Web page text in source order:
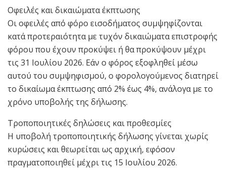
Οφειλές και δικαιώματα έκπτωσης
Οι οφειλές από φόρο εισοδήματος συμψηφίζονται
κατά προτεραιότητα με τυχόν δικαιώματα επιστροφής
φόρου που έχουν προκύψει ή θα προκύψουν μέχρι
τις 31 Ιουλίου 2026. Εάν ο φόρος εξοφληθεί μέσω
αυτού του συμψηφισμού, ο φορολογούμενος διατηρεί
το δικαίωμα έκπτωσης από 2% έως 4%, ανάλογα με το
χρόνο υποβολής της δήλωσης.
Τροποποιητικές δηλώσεις και προθεσμίες
Η υποβολή τροποποιητικής δήλωσης γίνεται χωρίς
κυρώσεις και θεωρείται ως αρχική, εφόσον
πραγματοποιηθεί μέχρι τις 15 Ιουλίου 2026.